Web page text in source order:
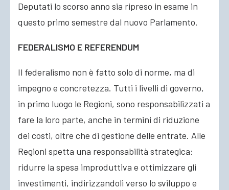
Deputati lo scorso anno sia ripreso in esame in
questo primo semestre dal nuovo Parlamento.
FEDERALISMO E REFERENDUM
Il federalismo non è fatto solo di norme, ma di
impegno e concretezza. Tutti i livelli di governo,
in primo luogo le Regioni, sono responsabilizzati a
fare la loro parte, anche in termini di riduzione
dei costi, oltre che di gestione delle entrate. Alle
Regioni spetta una responsabilità strategica:
ridurre la spesa improduttiva e ottimizzare gli
investimenti, indirizzandoli verso lo sviluppo e